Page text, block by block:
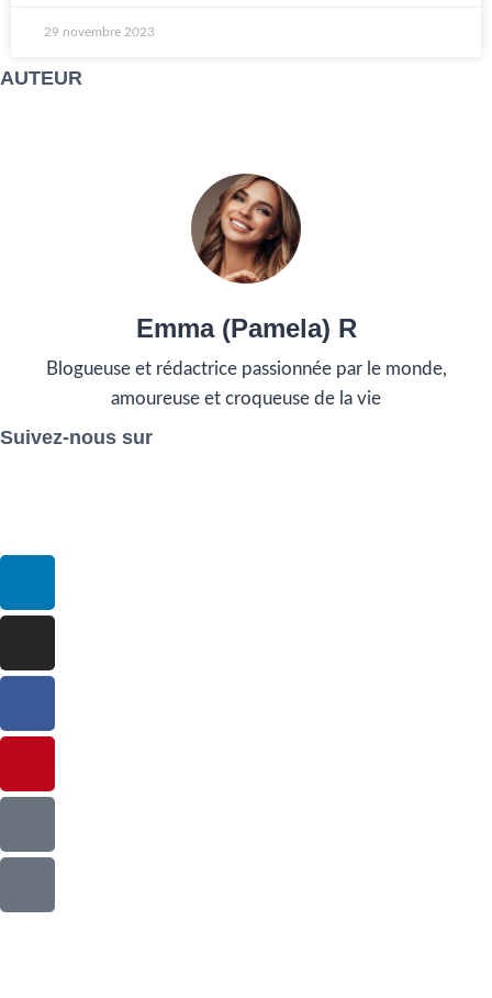
29 novembre 2023
AUTEUR
Emma (Pamela) R
Blogueuse et rédactrice passionnée par le monde,
amoureuse et croqueuse de la vie
Suivez-nous sur